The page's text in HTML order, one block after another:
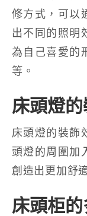
修方式，可以
出不同的照明
為自己喜愛的
等。
床頭燈
床頭燈的裝飾
頭燈的周圍加
創造出更加舒
床頭柜